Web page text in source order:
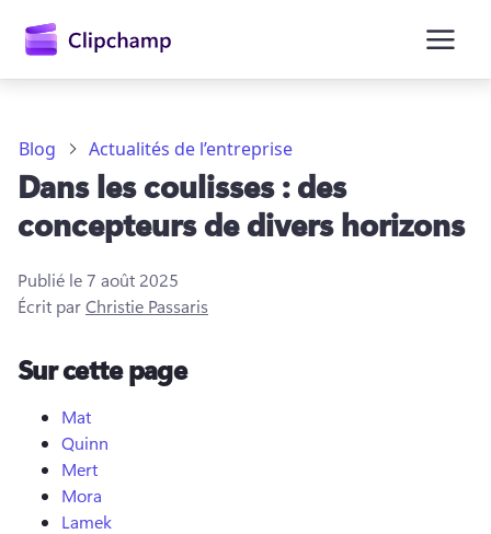
principal
Blog Actualités de l’entreprise
Dans les coulisses : des
concepteurs de divers horizons
Publié le7 août 2025
Écrit parChristie Passaris
Sur cette page
Mat
Quinn
Mert
Mora
Lamek